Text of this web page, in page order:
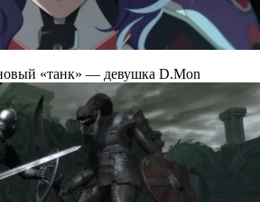
«танк» — девушка D.Mon